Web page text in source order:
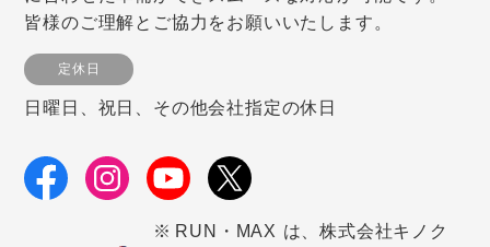
皆様のご理解とご協力をお願いいたします。
定休日
日曜日、祝日、その他会社指定の休日
RUN・MAX は、株式会社キノク